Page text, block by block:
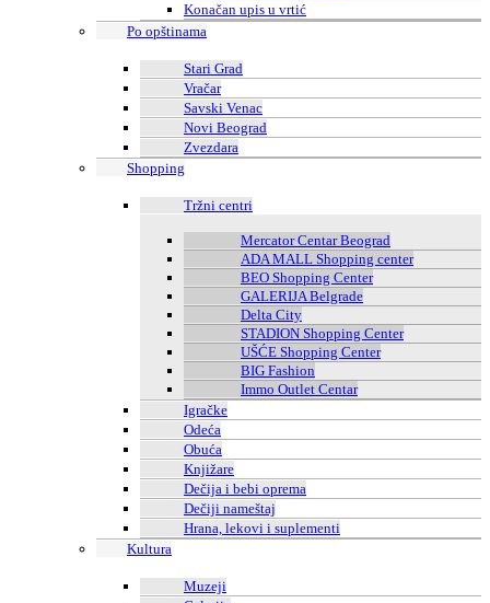
Konačan upis u vrtić
Po opštinama
Stari Grad
Vračar
Savski Venac
Novi Beograd
Zvezdara
Shopping
Tržni centri
Mercator Centar Beograd
ADA MALL Shopping center
BEO Shopping Center
GALERIJA Belgrade
Delta City
STADION Shopping Center
UŠĆE Shopping Center
BIG Fashion
Immo Outlet Centar
Igračke
Odeća
Obuća
Knjižare
Dečija i bebi oprema
Dečiji nameštaj
Hrana, lekovi i suplementi
Kultura
Muzeji